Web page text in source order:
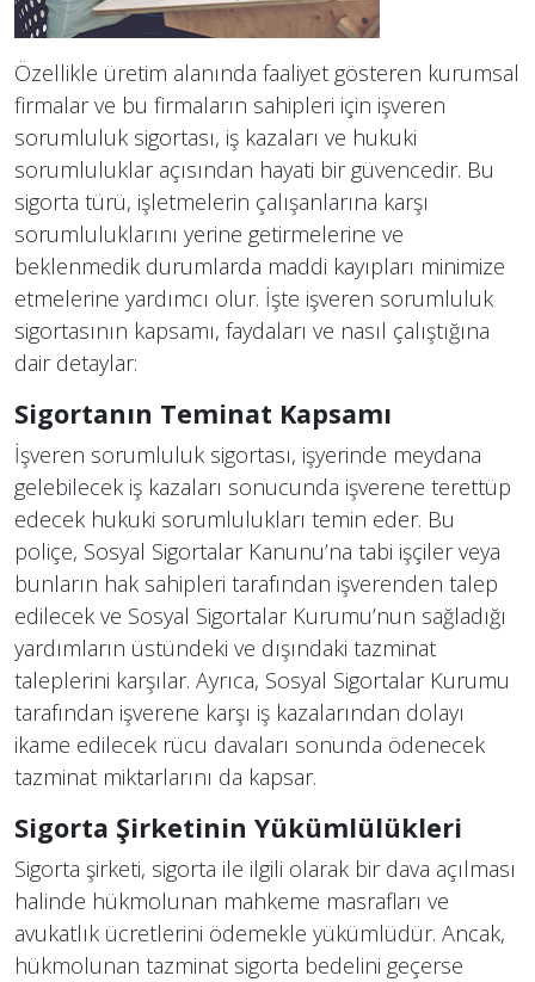
Özellikle üretim alanında faaliyet gösteren kurumsal
firmalar ve bu firmaların sahipleri için işveren
sorumluluk sigortası, iş kazaları ve hukuki
sorumluluklar açısından hayati bir güvencedir. Bu
sigorta türü, işletmelerin çalışanlarına karşı
sorumluluklarını yerine getirmelerine ve
beklenmedik durumlarda maddi kayıpları minimize
etmelerine yardımcı olur. İşte işveren sorumluluk
sigortasının kapsamı, faydaları ve nasıl çalıştığına
dair detaylar:
Sigortanın Teminat Kapsamı
İşveren sorumluluk sigortası, işyerinde meydana
gelebilecek iş kazaları sonucunda işverene terettüp
edecek hukuki sorumlulukları temin eder. Bu
poliçe, Sosyal Sigortalar Kanunu’na tabi işçiler veya
bunların hak sahipleri tarafından işverenden talep
edilecek ve Sosyal Sigortalar Kurumu’nun sağladığı
yardımların üstündeki ve dışındaki tazminat
taleplerini karşılar​​. Ayrıca, Sosyal Sigortalar Kurumu
tarafından işverene karşı iş kazalarından dolayı
ikame edilecek rücu davaları sonunda ödenecek
tazminat miktarlarını da kapsar.
Sigorta Şirketinin Yükümlülükleri
Sigorta şirketi, sigorta ile ilgili olarak bir dava açılması
halinde hükmolunan mahkeme masrafları ve
avukatlık ücretlerini ödemekle yükümlüdür. Ancak,
hükmolunan tazminat sigorta bedelini geçerse